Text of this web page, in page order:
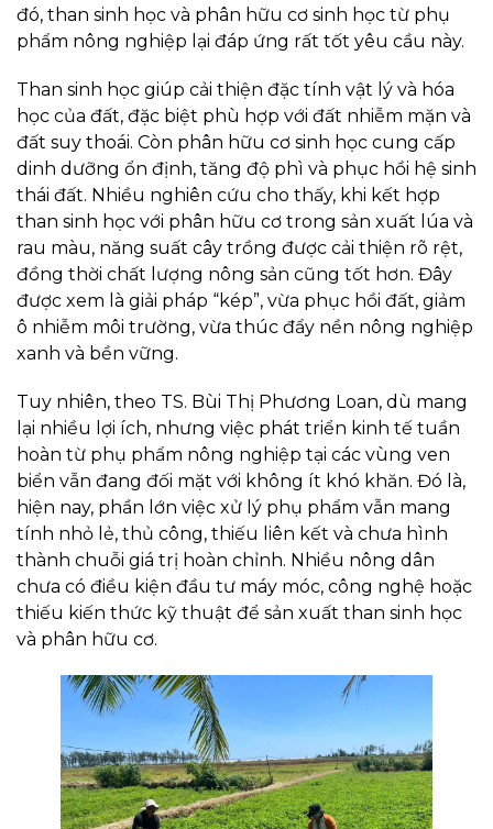
đó, than sinh học và phân hữu cơ sinh học từ phụ
phẩm nông nghiệp lại đáp ứng rất tốt yêu cầu này.
Than sinh học giúp cải thiện đặc tính vật lý và hóa
học của đất, đặc biệt phù hợp với đất nhiễm mặn và
đất suy thoái. Còn phân hữu cơ sinh học cung cấp
dinh dưỡng ổn định, tăng độ phì và phục hồi hệ sinh
thái đất. Nhiều nghiên cứu cho thấy, khi kết hợp
than sinh học với phân hữu cơ trong sản xuất lúa và
rau màu, năng suất cây trồng được cải thiện rõ rệt,
đồng thời chất lượng nông sản cũng tốt hơn. Đây
được xem là giải pháp “kép”, vừa phục hồi đất, giảm
ô nhiễm môi trường, vừa thúc đẩy nền nông nghiệp
xanh và bền vững.
Tuy nhiên, theo TS. Bùi Thị Phương Loan, dù mang
lại nhiều lợi ích, nhưng việc phát triển kinh tế tuần
hoàn từ phụ phẩm nông nghiệp tại các vùng ven
biển vẫn đang đối mặt với không ít khó khăn. Đó là,
hiện nay, phần lớn việc xử lý phụ phẩm vẫn mang
tính nhỏ lẻ, thủ công, thiếu liên kết và chưa hình
thành chuỗi giá trị hoàn chỉnh. Nhiều nông dân
chưa có điều kiện đầu tư máy móc, công nghệ hoặc
thiếu kiến thức kỹ thuật để sản xuất than sinh học
và phân hữu cơ.